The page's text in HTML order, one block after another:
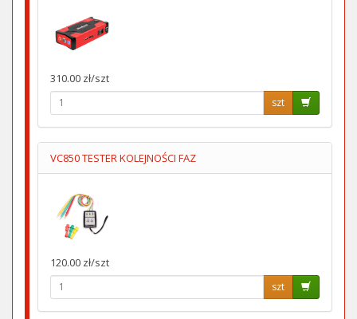
310.00 zł/szt
szt
VC850 TESTER KOLEJNOŚCI FAZ
120.00 zł/szt
szt